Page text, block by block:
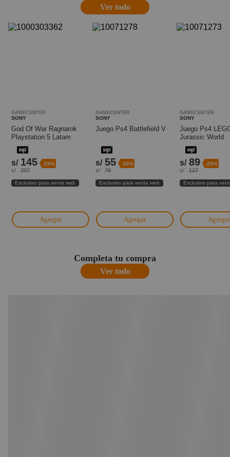
Ver todo
GAMECENTER
SONY
God Of War Ragnarok
Playstation 5 Latam
s/ 145 -29%
s/ 207
Exclusivo para venta web
Agregar
GAMECENTER
SONY
Juego Ps4 Battlefield V
s/ 55 -30%
s/ 79
Exclusivo para venta web
Agregar
GAMECENTER
SONY
Juego Ps4
Jurassic World
s/ 89 -29%
s/ 127
Exclusivo para
Agregar
Completa tu compra
Ver todo